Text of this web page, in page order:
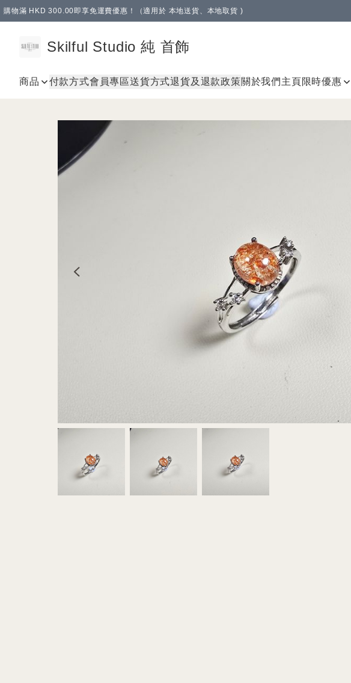
購物滿 HKD 300.00即享免運費優惠！（適用於 本地送貨、本地取貨 )
Skilful Studio 純 首飾
商品 付款方式會員專區送貨方式退貨及退款政策關於我們 主頁限時優惠